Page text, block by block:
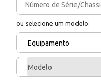
ou selecione um modelo:
Equipamento
Modelo